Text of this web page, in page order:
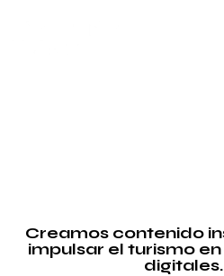
Creamos contenido
impulsar el turismo
digitales.